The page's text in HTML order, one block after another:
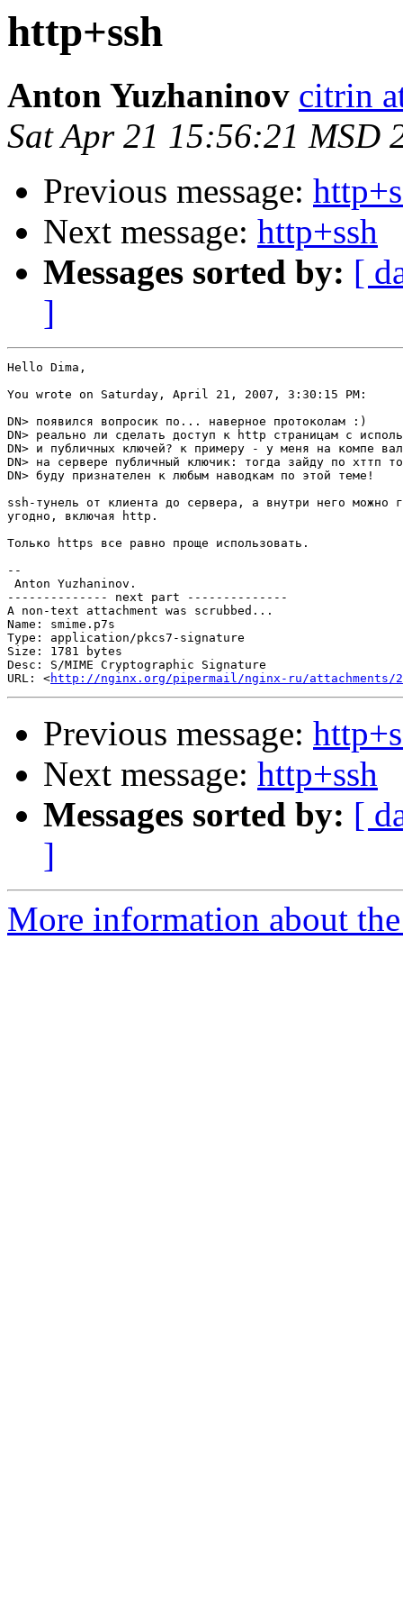
http+ssh
Anton Yuzhaninov citrin
Sat Apr 21 15:56:21 MSD
Previous message:
Next message: http+ssh
Messages sorted by: [
]
Hello Dima,
You wrote on Saturday, April 21, 2007, 3:30:15 PM:
DN> появился вопросик по... наверное протоколам :)
DN> реально ли сделать доступ к http страницам с
DN> и публичных ключей? к примеру - у меня на компе
DN> на сервере публичный ключик: тогда зайду по хттп
DN> буду признателен к любым наводкам по этой теме!
ssh-тунель от клиента до сервера, а внутри него можно
угодно, включая http.
Только https все равно проще использовать.
--
Anton Yuzhaninov.
-------------- next part --------------
A non-text attachment was scrubbed...
Name: smime.p7s
Type: application/pkcs7-signature
Size: 1781 bytes
Desc: S/MIME Cryptographic Signature
URL: <http://nginx.org/pipermail/nginx-ru/attachments/
Previous message:
Next message: http+ssh
Messages sorted by: [
]
More information about